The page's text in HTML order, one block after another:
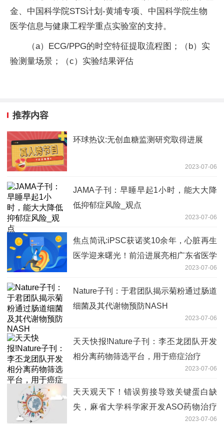
金、中国科学院STS计划-黄埔专项、中国科学院生物
医学信息与健康工程学重点实验室的支持。
（a）ECG/PPG的时空特征提取流程图；（b）实
验测量场景；（c）实验结果评估
推荐内容
环球热议:无创血糖监测研究取得进展
2023-07-06
JAMA子刊：早睡早起1小时，能大大降
低抑郁症风险_观点
2023-07-06
焦点简讯:iPSC获诺奖10余年，心脏再生
医学迎来曙光！前沿进展亮相广东省医学
2023-07-06
Nature子刊：于君团队揭示菊粉通过肠道
细菌及其代谢物预防NASH
2023-07-06
天天快报!Nature子刊：李丕龙团队开发
相分离药物筛选平台，用于癌症治疗
2023-07-06
天天观天下！错误剪接导致关键蛋白缺
失，麻省大学科学家开发ASO药物治疗
脆性X综合征，计划联合公司推进临床转
2023-07-06